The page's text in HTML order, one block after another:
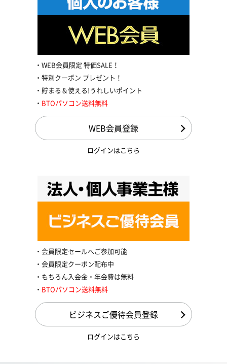
WEB会員限定 特価SALE！
特別クーポン プレゼント！
貯まる＆使える!うれしいポイント
BTOパソコン送料無料
WEB会員登録
ログインはこちら
会員限定セールへご参加可能
会員限定クーポン配布中
もちろん入会金・年会費は無料
BTOパソコン送料無料
ビジネスご優待会員登録
ログインはこちら